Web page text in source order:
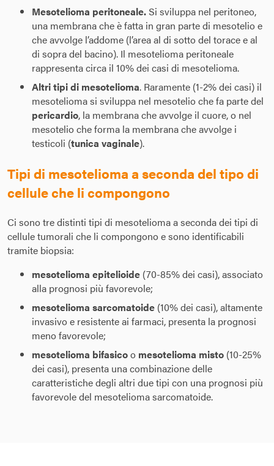
Mesotelioma peritoneale.Si sviluppa nel peritoneo,
una membrana che è fatta in gran parte di mesotelio e
che avvolge l’addome (l’area al di sotto del torace e al
di sopra del bacino). Il mesotelioma peritoneale
rappresenta circa il 10% dei casi di mesotelioma.
Altri tipi di mesotelioma. Raramente (1-2% dei casi) il
mesotelioma si sviluppa nel mesotelio che fa parte del
pericardio, la membrana che avvolge il cuore, o nel
mesotelio che forma la membrana che avvolge i
testicoli (tunica vaginale).
Tipi di mesotelioma a seconda del tipo di
cellule che li compongono
Ci sono tre distinti tipi di mesotelioma a seconda dei tipi di
cellule tumorali che li compongono e sono identificabili
tramite biopsia:
mesotelioma epitelioide (70-85% dei casi), associato
alla prognosi più favorevole;
mesotelioma sarcomatoide (10% dei casi), altamente
invasivo e resistente ai farmaci, presenta la prognosi
meno favorevole;
mesotelioma bifasicoo mesotelioma misto (10-25%
dei casi), presenta una combinazione delle
caratteristiche degli altri due tipi con una prognosi più
favorevole del mesotelioma sarcomatoide.